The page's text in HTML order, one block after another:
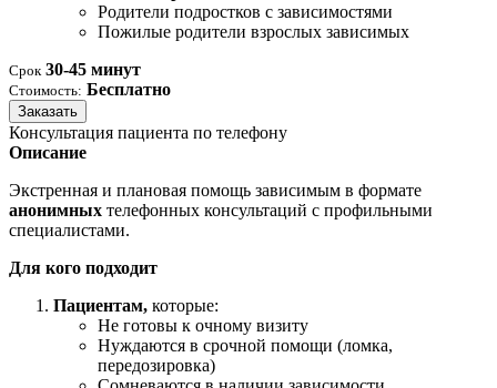
Родители подростков с зависимостями
Пожилые родители взрослых зависимых
Срок 30-45 минут
Стоимость: Бесплатно
Заказать
Консультация пациента по телефону
Описание
Экстренная и плановая помощь зависимым в формате
анонимных телефонных консультаций с профильными
специалистами.
Для кого подходит
Пациентам, которые:
Не готовы к очному визиту
Нуждаются в срочной помощи (ломка,
передозировка)